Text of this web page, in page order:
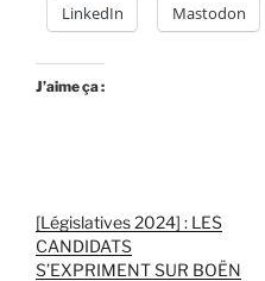
LinkedIn Mastodon
J’aime ça :
[Législatives 2024] : LES
CANDIDATS
S’EXPRIMENT SUR BOËN